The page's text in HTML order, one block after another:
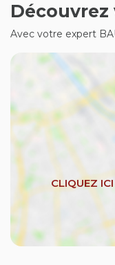
Avec votre expert